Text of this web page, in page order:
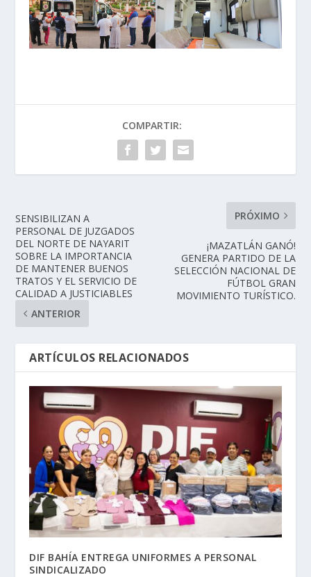
COMPARTIR:
SENSIBILIZAN A
PERSONAL DE JUZGADOS
DEL NORTE DE NAYARIT
SOBRE LA IMPORTANCIA
DE MANTENER BUENOS
TRATOS Y EL SERVICIO DE
CALIDAD A JUSTICIABLES
ANTERIOR
PRÓXIMO
¡MAZATLÁN GANÓ!
GENERA PARTIDO DE LA
SELECCIÓN NACIONAL DE
FÚTBOL GRAN
MOVIMIENTO TURÍSTICO.
ARTÍCULOS RELACIONADOS
DIF BAHÍA ENTREGA UNIFORMES A PERSONAL
SINDICALIZADO